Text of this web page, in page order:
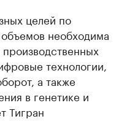
целей по
необходима
технологии,
а также
в генетике и
Тигран